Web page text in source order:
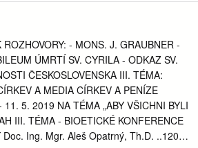
- MONS. J. GRAUBNER -
ÚMRTÍ SV. CYRILA - ODKAZ SV.
ČESKOSLOVENSKA III. TÉMA:
A MEDIA CÍRKEV A PENÍZE
5. 2019 NA TÉMA „ABY VŠICHNI BYLI
III. TÉMA - BIOETICKÉ KONFERENCE
Ing. Mgr. Aleš Opatrný, Th.D. ..120